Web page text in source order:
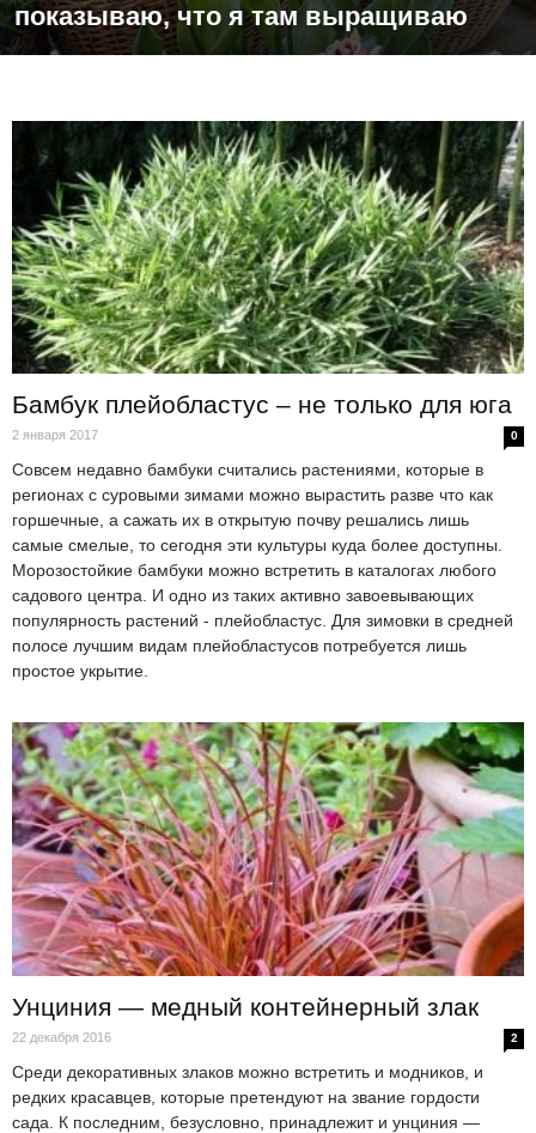
показываю, что я там выращиваю
Бамбук плейобластус – не только для юга
2 января 2017 0
Совсем недавно бамбуки считались растениями, которые в
регионах с суровыми зимами можно вырастить разве что как
горшечные, а сажать их в открытую почву решались лишь
самые смелые, то сегодня эти культуры куда более доступны.
Морозостойкие бамбуки можно встретить в каталогах любого
садового центра. И одно из таких активно завоевывающих
популярность растений - плейобластус. Для зимовки в средней
полосе лучшим видам плейобластусов потребуется лишь
простое укрытие.
Унциния — медный контейнерный злак
22 декабря 2016 2
Среди декоративных злаков можно встретить и модников, и
редких красавцев, которые претендуют на звание гордости
сада. К последним, безусловно, принадлежит и унциния —